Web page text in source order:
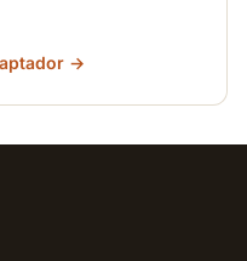
→